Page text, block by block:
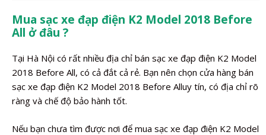
Mua sạc xe đạp điện K2 Model 2018 Before
All ở đâu ?
Tại Hà Nội có rất nhiều địa chỉ bán sạc xe đạp điện K2 Model
2018 Before All, có cả đắt cả rẻ. Bạn nên chọn cửa hàng bán
sạc xe đạp điện K2 Model 2018 Before Alluy tín, có địa chỉ rõ
ràng và chế độ bảo hành tốt.
Nếu bạn chưa tìm được nơi để mua sạc xe đạp điện K2 Model